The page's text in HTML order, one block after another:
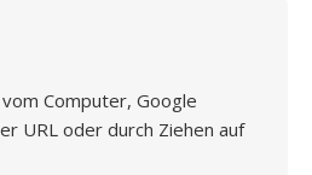
Computer, Google
URL oder durch Ziehen auf